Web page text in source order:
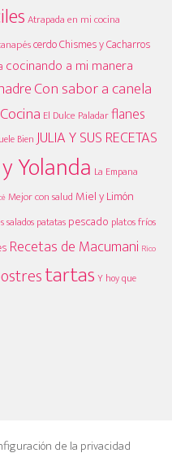
Atrapada en mi cocina
cerdoChismes y Cacharros
cocinando a mi manera
Con sabor a canela
El Dulce Paladarflanes
Bien JULIA Y SUS RECETAS
Yolanda La Empana
Mejor con saludMiel y Limón
salados patatas pescado platos fríos
Recetas de Macumani Rico
tartas Y hoy que
de la privacidad